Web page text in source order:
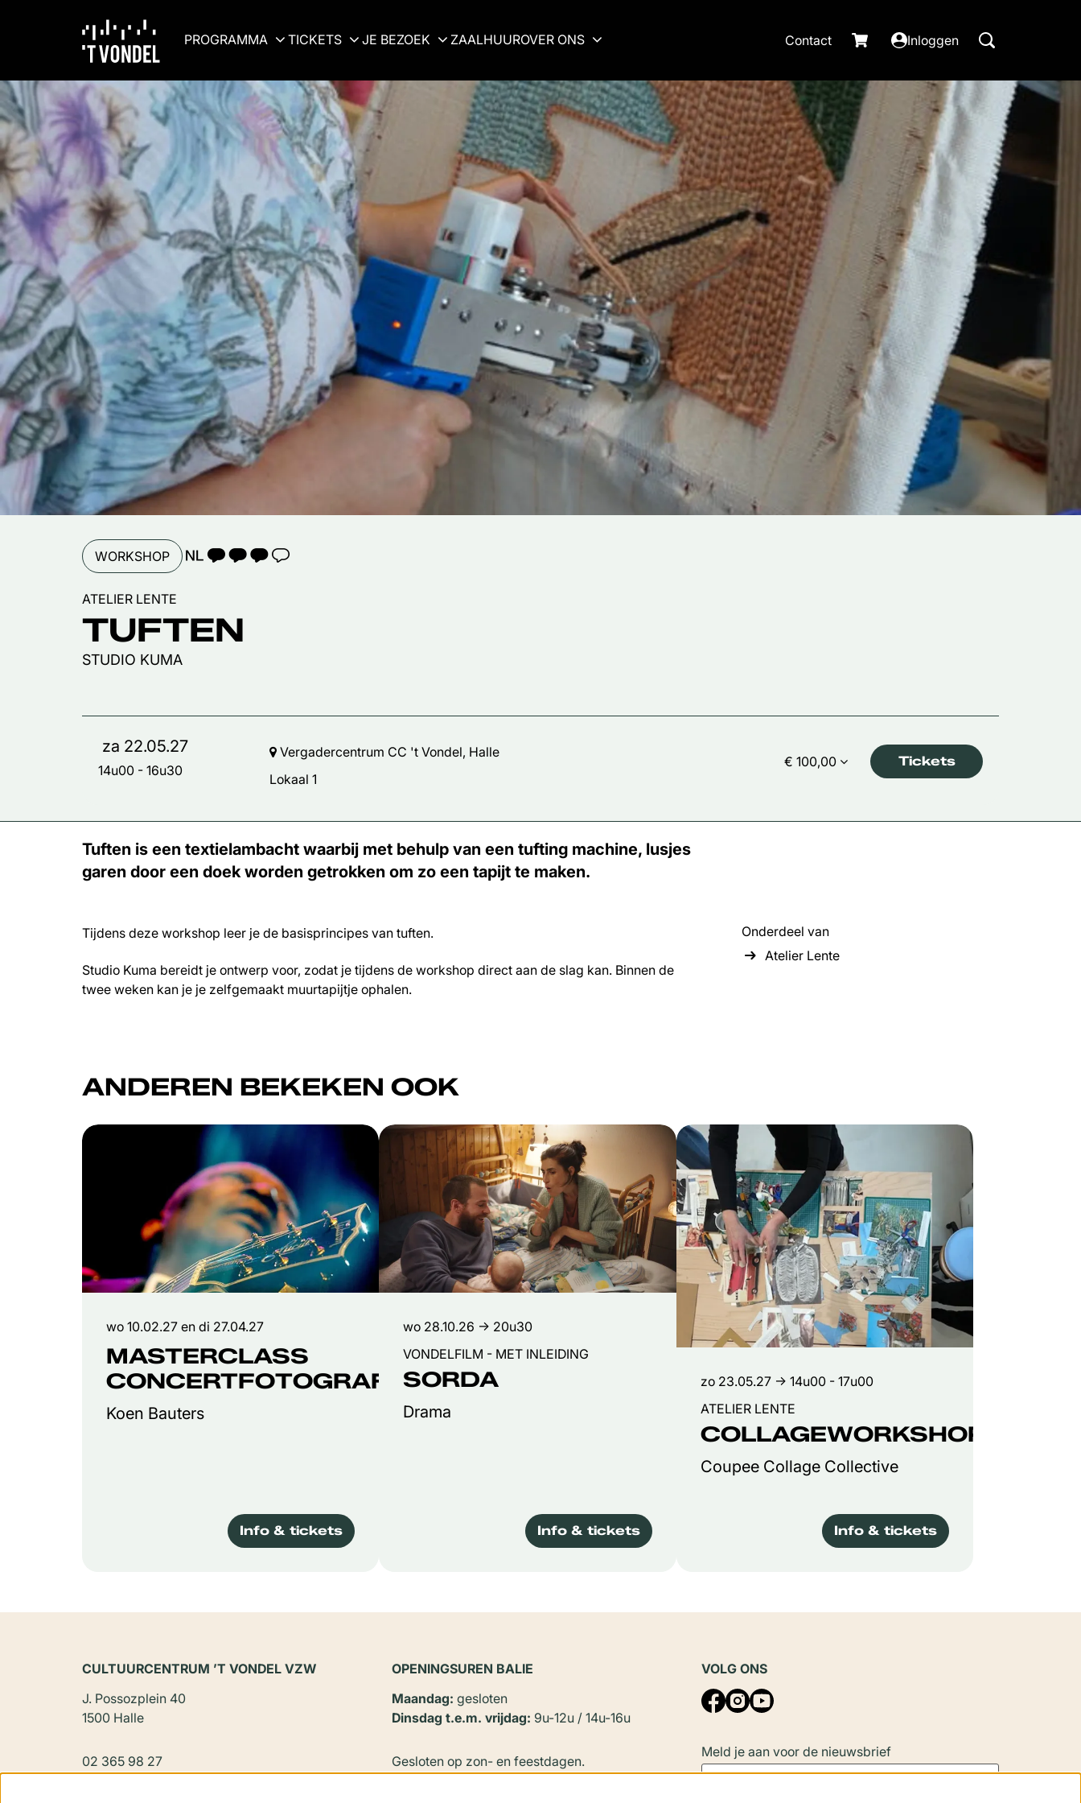
PROGRAMMA TICKETS JE BEZOEK ZAALHUUROVER ONS Contact Inloggen
WORKSHOP TAALICOON 3
TUFTEN
STUDIO KUMA
ATELIER LENTE
za 22.05.27
14u00 - 16u30
Vergadercentrum CC 't Vondel, Halle
Lokaal 1
€ 100,00 Tickets
Tuften is een textielambacht waarbij met behulp van een tufting machine, lusjes
garen door een doek worden getrokken om zo een tapijt te maken.
Tijdens deze workshop leer je de basisprincipes van tuften.
Studio Kuma bereidt je ontwerp voor, zodat je tijdens de workshop direct aan de slag kan. Binnen de
twee weken kan je je zelfgemaakt muurtapijtje ophalen.
Onderdeel van
Atelier Lente
ANDEREN BEKEKEN OOK
Overslaan
MASTERCLASS
CONCERTFOTOGRAFIE
Koen Bauters
wo 10.02.27 en di 27.04.27
Info & tickets
SORDA
Drama
VONDELFILM - MET INLEIDING
wo 28.10.26 → 20u30
Info & tickets
COLLAGEWORKSHOP
Coupee Collage Collective
ATELIER LENTE
zo 23.05.27 → 14u00 - 17u00
Info & tickets
CULTUURCENTRUM ’T VONDEL VZW
J. Possozplein 40
1500 Halle
02 365 98 27
OPENINGSUREN BALIE
Maandag: gesloten
Dinsdag t.e.m. vrijdag: 9u-12u / 14u-16u
Gesloten op zon- en feestdagen.
VOLG ONS
Meld je aan voor de nieuwsbrief